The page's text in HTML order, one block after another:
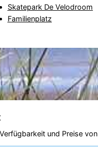
Skatepark De Velodroom
Familienplatz
und Preise von